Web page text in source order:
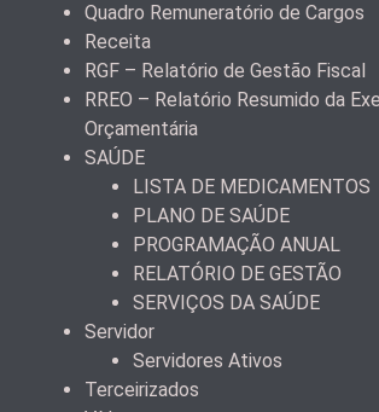
Quadro Remuneratório de Cargos
Receita
RGF – Relatório de Gestão Fiscal
RREO – Relatório Resumido da
Orçamentária
SAÚDE
LISTA DE MEDICAMENTOS
PLANO DE SAÚDE
PROGRAMAÇÃO ANUAL
RELATÓRIO DE GESTÃO
SERVIÇOS DA SAÚDE
Servidor
Servidores Ativos
Terceirizados